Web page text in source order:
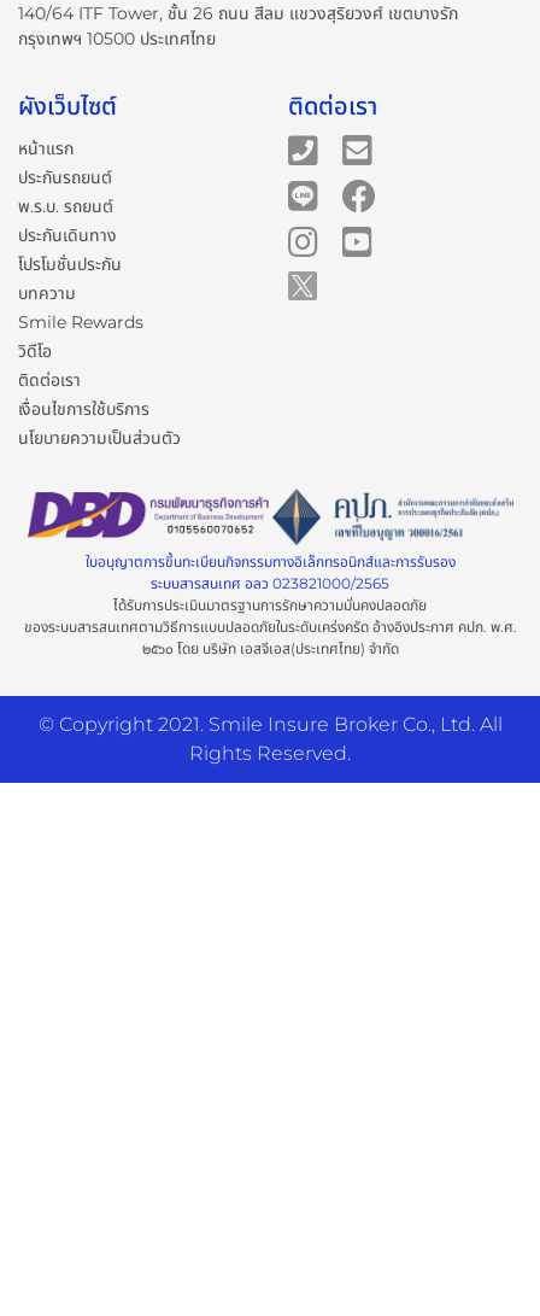
140/64 ITF Tower, ชั้น 26 ถนน สีลม แขวงสุริยวงศ์ เขตบางรัก
กรุงเทพฯ 10500 ประเทศไทย
ผังเว็บไซต์
หน้าแรก
ประกันรถยนต์
พ.ร.บ. รถยนต์
ประกันเดินทาง
โปรโมชั่นประกัน
บทความ
Smile Rewards
วิดีโอ
ติดต่อเรา
เงื่อนไขการใช้บริการ
นโยบายความเป็นส่วนตัว
ติดต่อเรา
ใบอนุญาตการขึ้นทะเบียนกิจกรรมทางอิเล็กทรอนิกส์และการรับรอง
ระบบสารสนเทศ อลว 023821000/2565
ได้รับการประเมินมาตรฐานการรักษาความมั่นคงปลอดภัย
ของระบบสารสนเทศตามวิธีการแบบปลอดภัยในระดับเคร่งครัด อ้างอิงประกาศ คปภ. พ.ศ.
๒๕๖๐ โดย บริษัท เอสจีเอส(ประเทศไทย) จำกัด
© Copyright 2021. Smile Insure Broker Co., Ltd. All
Rights Reserved.